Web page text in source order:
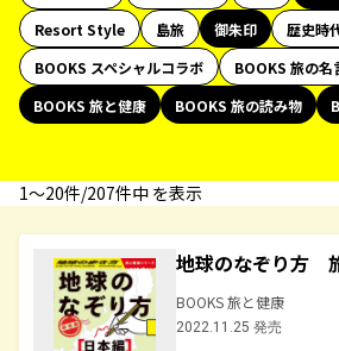
Resort Style
島旅 御朱印 歴史時
BOOKS スペシャルコラボ
BOOKS 旅の名
BOOKS 旅と健康
BOOKS 旅の読み物
1〜20件/207件中 を表示
地球のなぞり方
BOOKS 旅と健康
2022.11.25 発売